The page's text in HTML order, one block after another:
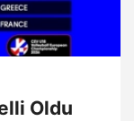
Oldu